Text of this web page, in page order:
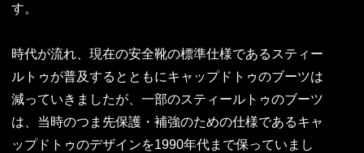
す。
時代が流れ、現在の安全靴の標準仕様であるスティー
ルトゥが普及するとともにキャップドトゥのブーツは
減っていきましたが、一部のスティールトゥのブーツ
は、当時のつま先保護・補強のための仕様であるキャ
ップドトゥのデザインを1990年代まで保っていまし